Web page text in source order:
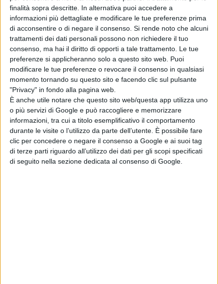
finalità sopra descritte. In alternativa puoi accedere a
informazioni più dettagliate e modificare le tue preferenze prima
di acconsentire o di negare il consenso. Si rende noto che alcuni
trattamenti dei dati personali possono non richiedere il tuo
consenso, ma hai il diritto di opporti a tale trattamento. Le tue
preferenze si applicheranno solo a questo sito web. Puoi
modificare le tue preferenze o revocare il consenso in qualsiasi
momento tornando su questo sito e facendo clic sul pulsante
"Privacy" in fondo alla pagina web.
È anche utile notare che questo sito web/questa app utilizza uno
o più servizi di Google e può raccogliere e memorizzare
informazioni, tra cui a titolo esemplificativo il comportamento
durante le visite o l’utilizzo da parte dell’utente. È possibile fare
clic per concedere o negare il consenso a Google e ai suoi tag
di terze parti riguardo all’utilizzo dei dati per gli scopi specificati
di seguito nella sezione dedicata al consenso di Google.
a schierare un centrocampo a quattro, rispetto all’abituale
modulo a tre. Così con Orlando, Di Lullo, Galuppi, anche
l’under Di Lollo, uno dei pochi a salvarsi nel turno
infrasettimanale. Il tutto a riprova di quanto detto in
apertura. In attacco spazio al tandem De Pascalis – Milozzi. A
riguardo da segnalare come l’ultimo gol lontano dal
‘Civitelle’ risale alla sconfitta rimediata a Luco Canistro il 28
dicembre dello scorso anno. Pf: Pezone, Litterio, Iannitti, Di
Lullo, Pesce, Scampamorte, De Pascalis, Di Lollo, Milozzi,
Galuppi, Orlando. All. Agovino
Condividi su: